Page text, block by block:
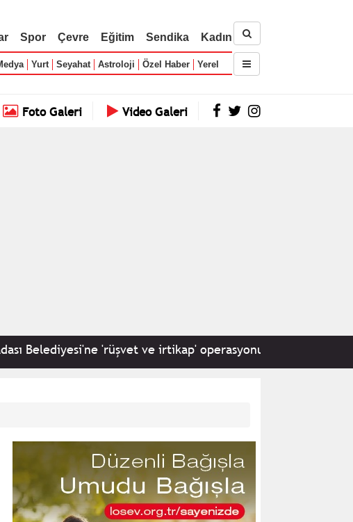
Spor Çevre Eğitim Sendika Kadın
Yurt Seyahat Astroloji Özel Haber Yerel
Foto Galeri Video Galeri
'rüşvet ve irtikap' operasyonu: 22 kişi hakkında gözaltı